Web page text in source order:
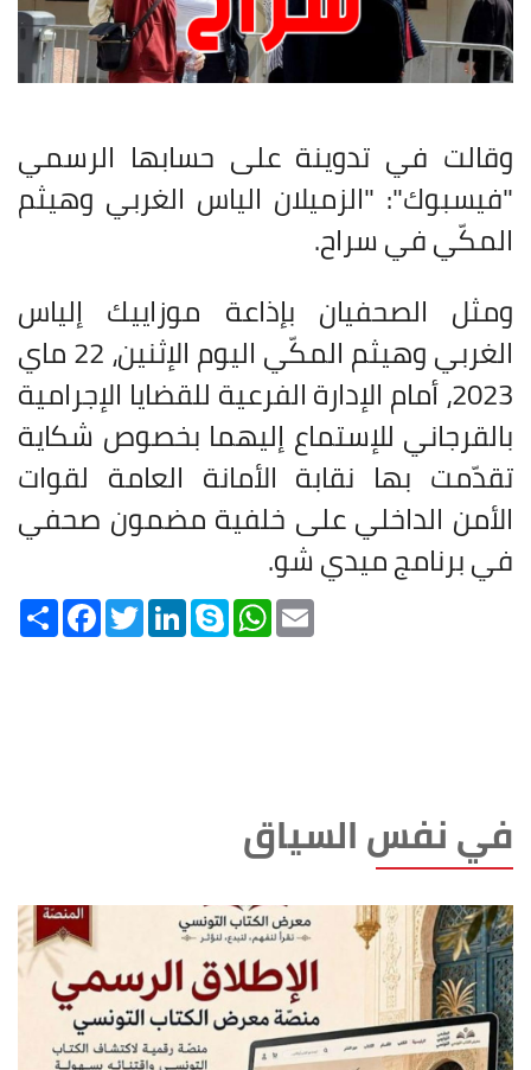
وقالت في تدوينة على حسابها الرسمي
"فيسبوك": "الزميلان الياس الغربي وهيثم
المكّي في سراح.
ومثل الصحفيان بإذاعة موزاييك إلياس
الغربي وهيثم المكّي اليوم الإثنين، 22 ماي
2023، أمام الإدارة الفرعية للقضايا الإجرامية
بالقرجاني للإستماع إليهما بخصوص شكاية
تقدّمت بها نقابة الأمانة العامة لقوات
الأمن الداخلي على خلفية مضمون صحفي
في برنامج ميدي شو.
Share FacebookTwitterLinkedInSkype WhatsApp
في نفس السياق